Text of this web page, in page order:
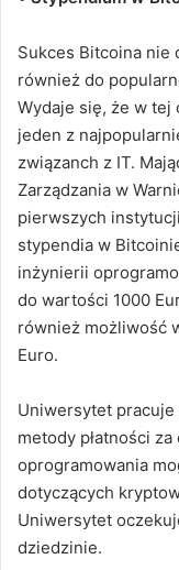
Sukces Bitcoina nie
również do
Wydaje się, że w
jeden z
związanch z IT.
Zarządzania w
pierwszych
stypendia w
inżynierii
do wartości 1000
również możliwość
Euro.
Uniwersytet
metody płatności
oprogramowania
dotyczących
Uniwersytet
dziedzinie.